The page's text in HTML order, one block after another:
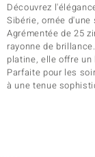
Découvrez
Sibérie, ornée
Agrémentée de 25
rayonne de
platine, elle offre
Parfaite pour les
à une tenue